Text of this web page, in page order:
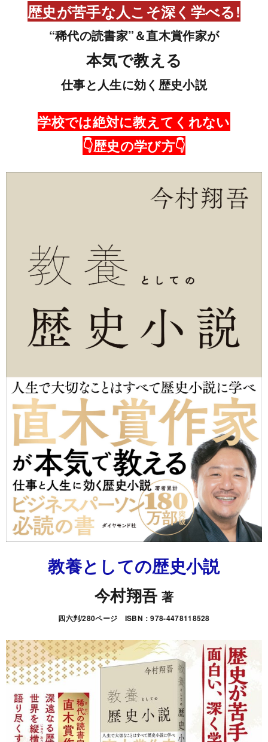
歴史が苦手な人こそ深く学べる!
“稀代の読書家”＆直木賞作家が
本気で教える
仕事と人生に効く歴史小説
学校では絶対に教えてくれない
👇歴史の学び方👇
教養としての歴史小説
今村翔吾 著
四六判/280ページ ISBN：978-4478118528